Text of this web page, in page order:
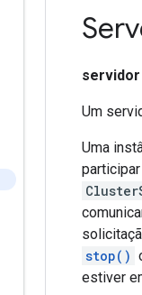
servidor
Um
Uma
stop()
estiver